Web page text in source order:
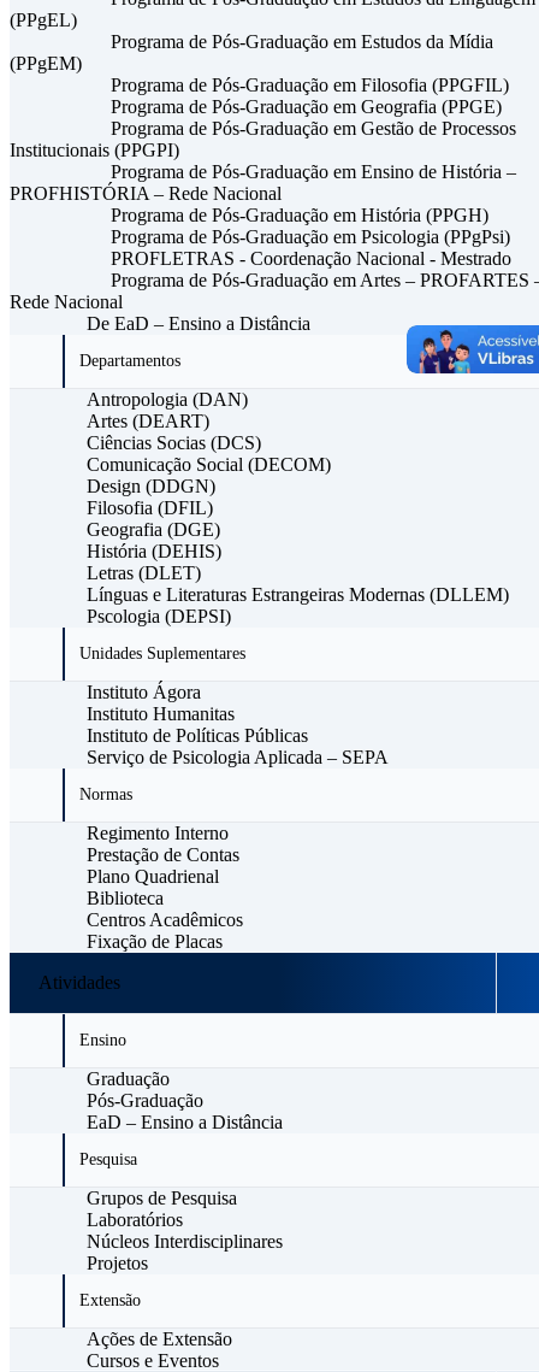
(PPgEL)
Programa de Pós-Graduação em Estudos da Mídia
(PPgEM)
Programa de Pós-Graduação em Filosofia (PPGFIL)
Programa de Pós-Graduação em Geografia (PPGE)
Programa de Pós-Graduação em Gestão de Processos
Institucionais (PPGPI)
Programa de Pós-Graduação em Ensino de História –
PROFHISTÓRIA – Rede Nacional
Programa de Pós-Graduação em História (PPGH)
Programa de Pós-Graduação em Psicologia (PPgPsi)
PROFLETRAS - Coordenação Nacional - Mestrado
Programa de Pós-Graduação em Artes – PROFARTES
Rede Nacional
De EaD – Ensino a Distância
Departamentos
Antropologia (DAN)
Artes (DEART)
Ciências Socias (DCS)
Comunicação Social (DECOM)
Design (DDGN)
Filosofia (DFIL)
Geografia (DGE)
História (DEHIS)
Letras (DLET)
Línguas e Literaturas Estrangeiras Modernas (DLLEM)
Pscologia (DEPSI)
Unidades Suplementares
Instituto Ágora
Instituto Humanitas
Instituto de Políticas Públicas
Serviço de Psicologia Aplicada – SEPA
Normas
Regimento Interno
Prestação de Contas
Plano Quadrienal
Biblioteca
Centros Acadêmicos
Fixação de Placas
Atividades
Ensino
Graduação
Pós-Graduação
EaD – Ensino a Distância
Pesquisa
Grupos de Pesquisa
Laboratórios
Núcleos Interdisciplinares
Projetos
Extensão
Ações de Extensão
Cursos e Eventos